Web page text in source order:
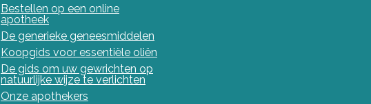
Bestellen op een online
apotheek
De generieke geneesmiddelen
Koopgids voor essentiële oliën
De gids om uw gewrichten op
natuurlijke wijze te verlichten
Onze apothekers